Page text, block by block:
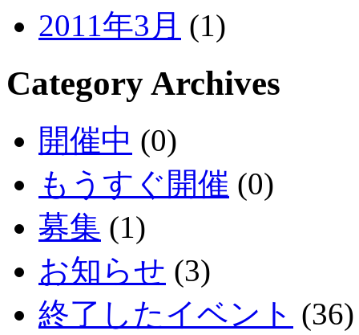
2011年3月 (1)
Category Archives
開催中 (0)
もうすぐ開催 (0)
募集 (1)
お知らせ (3)
終了したイベント (36)